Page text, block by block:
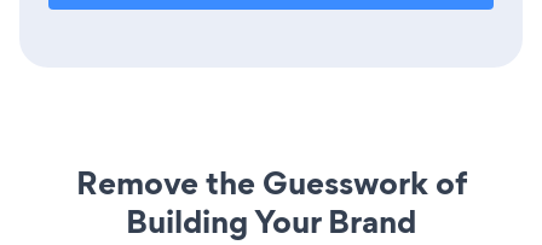
Remove the Guesswork of
Building Your Brand